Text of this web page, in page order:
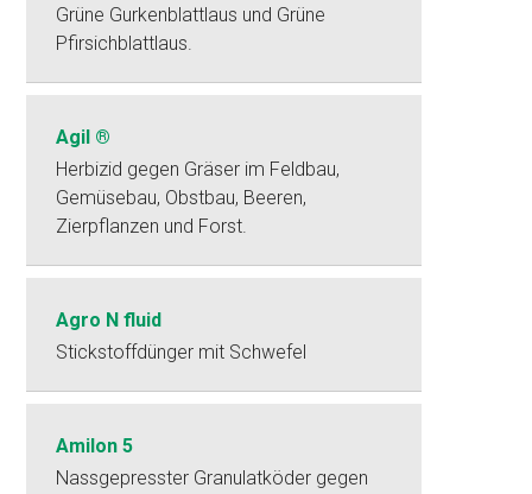
Grüne Gurkenblattlaus und Grüne
Pfirsichblattlaus.
Agil ®
Herbizid gegen Gräser im Feldbau,
Gemüsebau, Obstbau, Beeren,
Zierpflanzen und Forst.
Agro N fluid
Stickstoffdünger mit Schwefel
Amilon 5
Nassgepresster Granulatköder gegen